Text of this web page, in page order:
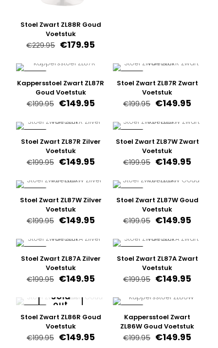
Stoel Zwart ZL88R Goud
Voetstuk
€229.95 Oorspronkelijke
was:
€179.95Huidige
is:
€179.95.
Kappersstoel Zwart ZL87R
Goud Voetstuk
€199.95 Oorspronkelijke
was:
€149.95Huidige
is:
€149.95.
Stoel Zwart ZL87R Zwart
Voetstuk
€199.95
was:
€149.95
is:
Stoel Zwart ZL87R Zilver
Voetstuk
€199.95 Oorspronkelijke
was:
€149.95Huidige
is:
€149.95.
Stoel Zwart ZL87W Zwart
Voetstuk
€199.95
was:
€149.95
is:
Stoel Zwart ZL87W Zilver
Voetstuk
€199.95 Oorspronkelijke
was:
€149.95Huidige
is:
€149.95.
Stoel Zwart ZL87W Goud
Voetstuk
€199.95
was:
€149.95
is:
Stoel Zwart ZL87A Zilver
Voetstuk
€199.95 Oorspronkelijke
was:
€199.95.
€149.95Huidige
is:
€149.95.
Stoel Zwart ZL87A Zwart
Voetstuk
€199.95
was:
€149.95
is:
Sold
out
Stoel Zwart ZL86R Goud
Voetstuk
€199.95 Oorspronkelijke
€149.95Huidige
Kappersstoel Zwart
ZL86W Goud Voetstuk
€199.95 €149.95